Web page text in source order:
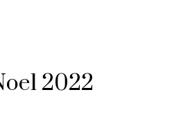
2022